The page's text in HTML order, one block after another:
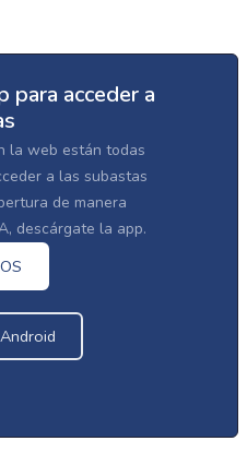
para acceder a
la web están todas
a las subastas
de manera
descárgate la app.